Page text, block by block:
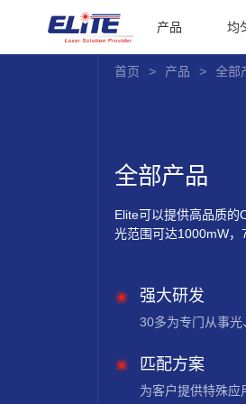
产品 均
首页 > 产品 > 全部
全部产品
Elite可以提供高品质
光范围可达1000mW，
强大研发
30多为专门从事
匹配方案
为客户提供特殊应